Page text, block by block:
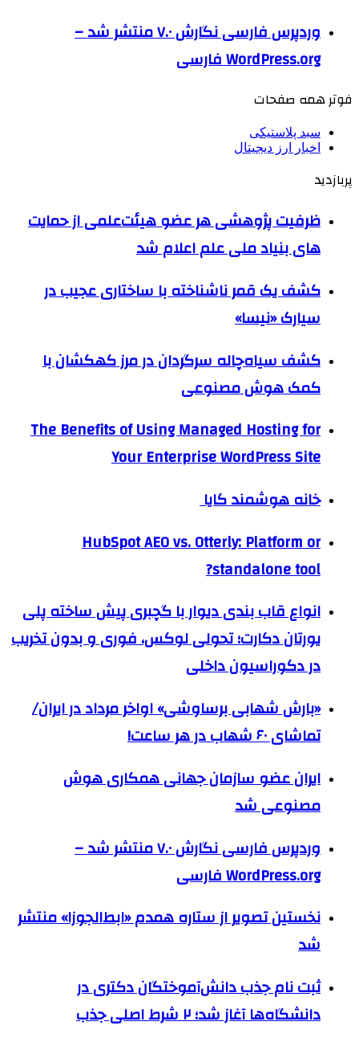
وردپرس فارسی نگارش ۷.۰ منتشر شد –
WordPress.org فارسی
فوتر همه صفحات
سبد پلاستیکی
اخبار ارز دیجیتال
پربازدید
ظرفیت پژوهشی هر عضو هیئت‌علمی از حمایت
های بنیاد ملی علم اعلام شد
کشف یک قمر ناشناخته با ساختاری عجیب در
سیارک «نیسا»
کشف سیاه‌چاله سرگردان در مرز کهکشان با
کمک هوش مصنوعی
The Benefits of Using Managed Hosting for
Your Enterprise WordPress Site
خانه هوشمند کایا
HubSpot AEO vs. Otterly: Platform or
standalone tool?
انواع قاب بندی دیوار با گچبری پیش ساخته پلی
یورتان دکارت؛ تحولی لوکس، فوری و بدون تخریب
در دکوراسیون داخلی
«بارش شهابی برساوشی» اواخر مرداد در ایران/
تماشای ۶۰ شهاب در هر ساعت!
ایران عضو سازمان جهانی همکاری هوش
مصنوعی شد
وردپرس فارسی نگارش ۷.۰ منتشر شد –
WordPress.org فارسی
نخستین تصویر از ستاره همدم «ابط‌الجوزا» منتشر
شد
ثبت نام جذب دانش‌آموختگان دکتری در
دانشگاه‌ها آغاز شد؛ ۲ شرط اصلی جذب